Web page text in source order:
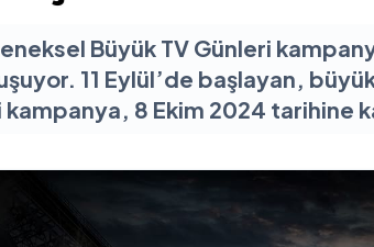
Büyük TV Günleri
11 Eylül’de başlayan,
kampanya, 8 Ekim 2024 tarihine